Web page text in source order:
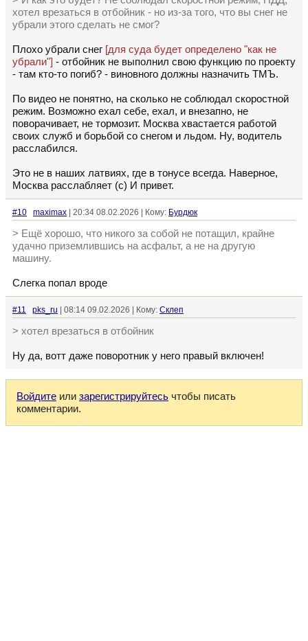
хотел врезаться в отбойник - но из-за того, что вы снег не
убрали этого сделать не смог?
Плохо убрали снег [для суда будет определено "как не
убрали"] - отбойник не выполнил свою функцию по проекту
- там кто-то погиб? - виновного должны назначить ТМЪ.
По видео не понятно, на сколько не соблюдал скоростной
режим. Возможно ехал себе, ехал, и внезапно, не
поворачивает, не тормозит. Москва хвастается работой
своих служб и борьбой со снегом и льдом. Ну, водитель
расслабился.
Это не в наших латвиях, где в тонусе всегда. Наверное,
Москва расслабляет (с) И привет.
#10 maximax | 20:34 08.02.2026 | Кому: Бурдюк
> Ещё хорошо, что никого за собой не потащил, крайне
удачно приземлившись на асфальт, а не на другую
машину.
Слегка попал вроде
#11 pks_ru | 08:14 09.02.2026 | Кому: Склеп
> хотел врезаться в отбойник
Ну да, вотт даже поворотник у него правый включен!
Войдите или зарегистрируйтесь чтобы писать
комментарии.